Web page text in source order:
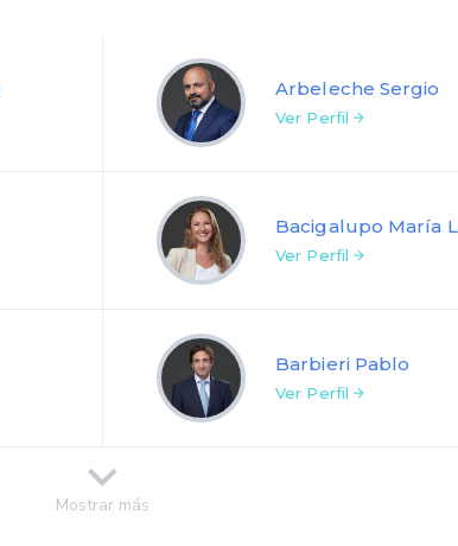
Arbeleche Sergio
Ver Perfil
Bacigalupo María
Ver Perfil
Barbieri Pablo
Ver Perfil
Mostrar más